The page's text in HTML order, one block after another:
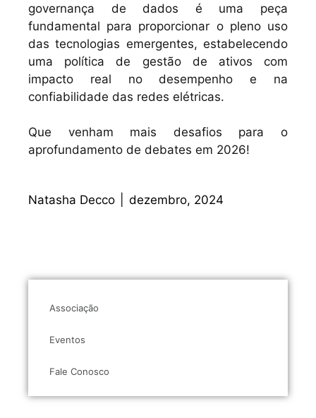
governança de dados é uma peça
fundamental para proporcionar o pleno uso
das tecnologias emergentes, estabelecendo
uma política de gestão de ativos com
impacto real no desempenho e na
confiabilidade das redes elétricas.
Que venham mais desafios para o
aprofundamento de debates em 2026!
Natasha Decco dezembro, 2024
Associação
Eventos
Fale Conosco